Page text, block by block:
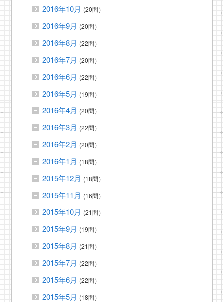
2016年10月 (20問）
2016年9月 (20問）
2016年8月 (22問）
2016年7月 (20問）
2016年6月 (22問）
2016年5月 (19問）
2016年4月 (20問）
2016年3月 (22問）
2016年2月 (20問）
2016年1月 (18問）
2015年12月 (18問）
2015年11月 (16問）
2015年10月 (21問）
2015年9月 (19問）
2015年8月 (21問）
2015年7月 (22問）
2015年6月 (22問）
2015年5月 (18問）